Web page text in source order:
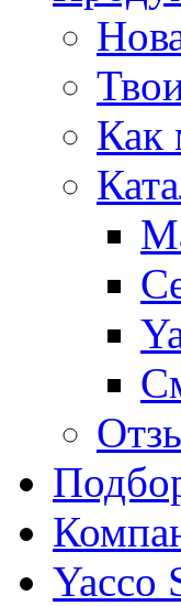
Как
Yacco